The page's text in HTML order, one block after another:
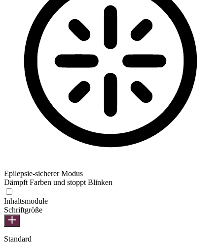
Epilepsie-sicherer Modus
Dämpft Farben und stoppt Blinken
Inhaltsmodule
Schriftgröße
Standard